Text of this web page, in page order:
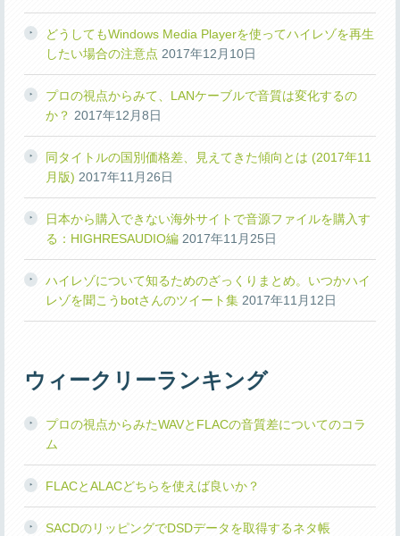
どうしてもWindows Media Playerを使ってハイレゾを再生
したい場合の注意点 2017年12月10日
プロの視点からみて、LANケーブルで音質は変化するの
か？ 2017年12月8日
同タイトルの国別価格差、見えてきた傾向とは (2017年11
月版) 2017年11月26日
日本から購入できない海外サイトで音源ファイルを購入す
る：HIGHRESAUDIO編 2017年11月25日
ハイレゾについて知るためのざっくりまとめ。いつかハイ
レゾを聞こうbotさんのツイート集 2017年11月12日
ウィークリーランキング
プロの視点からみたWAVとFLACの音質差についてのコラ
ム
FLACとALACどちらを使えば良いか？
SACDのリッピングでDSDデータを取得するネタ帳